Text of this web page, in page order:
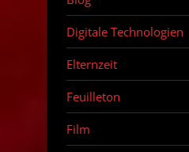
Digitale Technologien
Elternzeit
Feuilleton
Film